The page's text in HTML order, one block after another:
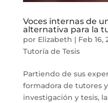
Voces internas de
alternativa para la
por Elizabeth | Feb 16,
Tutoría de Tesis
Partiendo de sus
formadora de tutores
investigación y tesis,